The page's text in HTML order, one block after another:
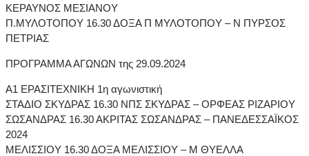
ΚΕΡΑΥΝΟΣ ΜΕΣΙΑΝΟΥ
Π.ΜΥΛΟΤΟΠΟΥ 16.30 ΔΟΞΑ Π ΜΥΛΟΤΟΠΟΥ – Ν ΠΥΡΣΟΣ
ΠΕΤΡΙΑΣ
ΠΡΟΓΡΑΜΜΑ ΑΓΩΝΩΝ της 29.09.2024
Α1 ΕΡΑΣΙΤΕΧΝΙΚΗ 1η αγωνιστική
ΣΤΑΔΙΟ ΣΚΥΔΡΑΣ 16.30 ΝΠΣ ΣΚΥΔΡΑΣ – ΟΡΦΕΑΣ ΡΙΖΑΡΙΟΥ
ΣΩΣΑΝΔΡΑΣ 16.30 ΑΚΡΙΤΑΣ ΣΩΣΑΝΔΡΑΣ – ΠΑΝΕΔΕΣΣΑΪΚΟΣ
2024
ΜΕΛΙΣΣΙΟΥ 16.30 ΔΟΞΑ ΜΕΛΙΣΣΙΟΥ – Μ ΘΥΕΛΛΑ